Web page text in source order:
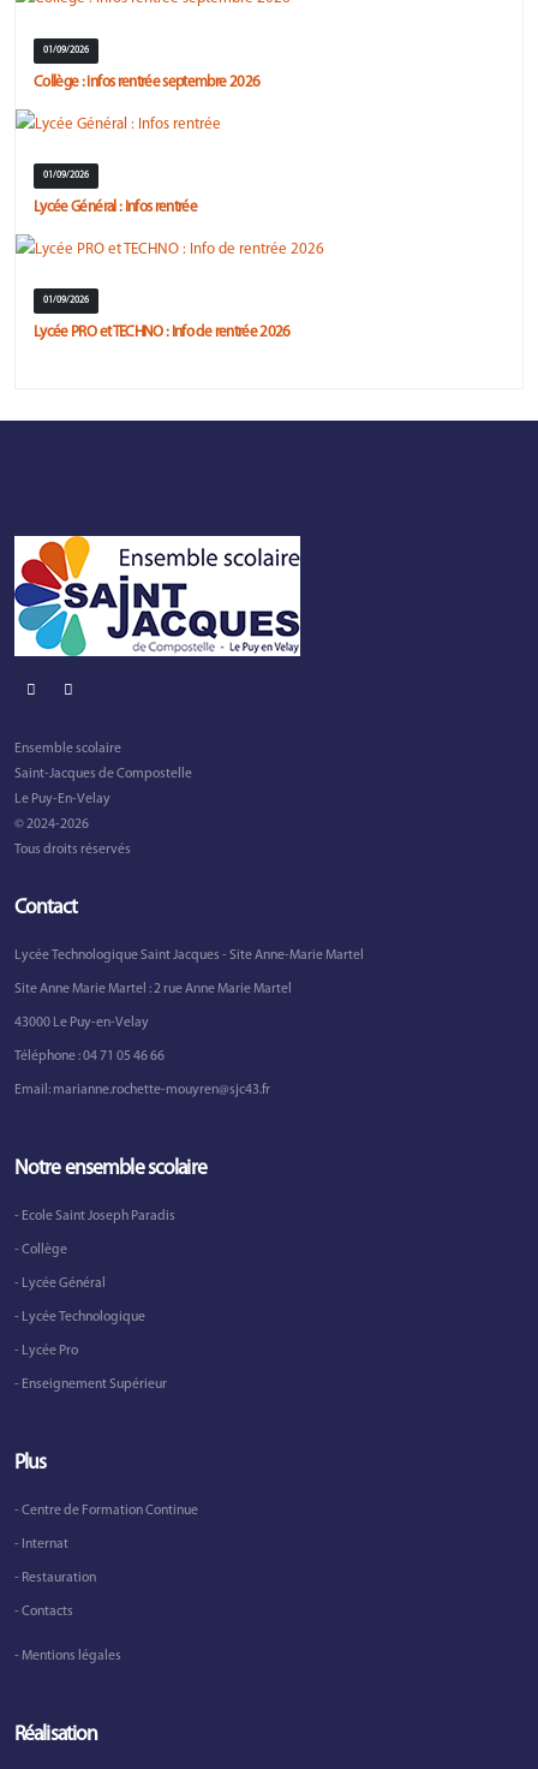
01/09/2026
Collège : infos rentrée septembre 2026
01/09/2026
Lycée Général : Infos rentrée
01/09/2026
Lycée PRO et TECHNO : Info de rentrée 2026
Ensemble scolaire
Saint-Jacques de Compostelle
Le Puy-En-Velay
© 2024-2026
Tous droits réservés
Contact
Lycée Technologique Saint Jacques - Site Anne-Marie Martel
Site Anne Marie Martel : 2 rue Anne Marie Martel
43000 Le Puy-en-Velay
Téléphone :04 71 05 46 66
Email: marianne.rochette-mouyren@sjc43.fr
Notre ensemble scolaire
- Ecole Saint Joseph Paradis
- Collège
- Lycée Général
- Lycée Technologique
- Lycée Pro
- Enseignement Supérieur
Plus
- Centre de Formation Continue
- Internat
- Restauration
- Contacts
- Mentions légales
Réalisation